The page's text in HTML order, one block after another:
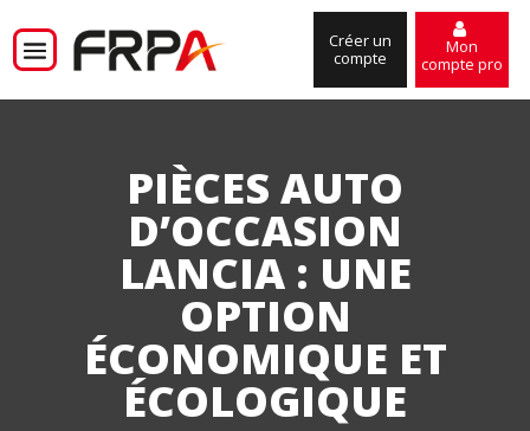
Créer un
compte
Mon
compte pro
PIÈCES AUTO
D’OCCASION
LANCIA : UNE
OPTION
ÉCONOMIQUE ET
ÉCOLOGIQUE